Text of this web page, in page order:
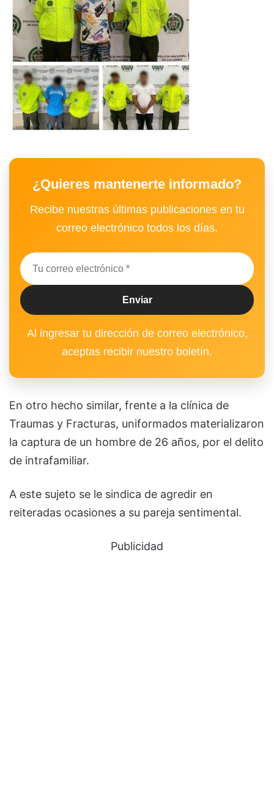
¿Quieres mantenerte informado?
Recibe nuestras últimas publicaciones en tu
correo electrónico todos los días.
Al ingresar tu dirección de correo electrónico,
aceptas recibir nuestro boletín.
En otro hecho similar, frente a la clínica de
Traumas y Fracturas, uniformados materializaron
la captura de un hombre de 26 años, por el delito
de intrafamiliar.
A este sujeto se le sindica de agredir en
reiteradas ocasiones a su pareja sentimental.
Publicidad